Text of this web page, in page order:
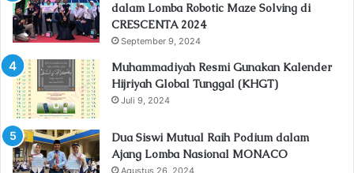
dalam Lomba Robotic Maze Solving di
CRESCENTA 2024
September 9, 2024
Muhammadiyah Resmi Gunakan Kalender
Hijriyah Global Tunggal (KHGT)
Juli 9, 2024
Dua Siswi Mutual Raih Podium dalam
Ajang Lomba Nasional MONACO